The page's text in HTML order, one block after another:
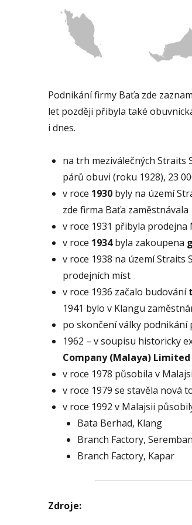
Podnikání firmy Baťa zde
let později přibyla také
i dnes.
na trh meziválečných Straits
párů obuvi (roku 1928), 23
v roce 1930 byly na území
zde firma Baťa
v roce 1931 přibyla prodejna
v roce 1934byla zakoupena
v roce 1938 na území Straits
prodejních míst
v roce 1936 začalo budování
1941 bylo v Klangu
po skončení války podnikání
1962 – v soupisu historicky
Company (Malaya) Limited
v roce 1978 působila v
v roce 1979 se stavěla nová
v roce 1992 v Malajsii
Bata Berhad, Klang
Branch Factory, Seremban
Branch Factory, Kapar
Zdroje: